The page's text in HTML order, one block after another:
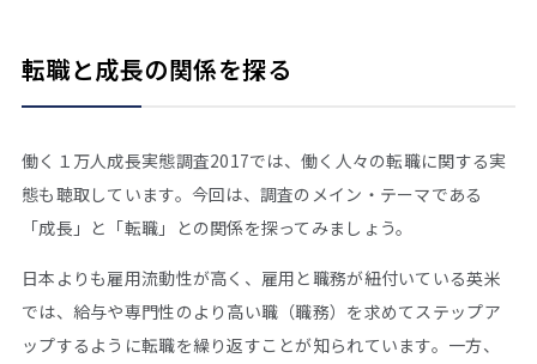
転職と成長の関係を探る
働く１万人成長実態調査2017では、働く人々の転職に関する実
態も聴取しています。今回は、調査のメイン・テーマである
「成長」と「転職」との関係を探ってみましょう。
日本よりも雇用流動性が高く、雇用と職務が紐付いている英米
では、給与や専門性のより高い職（職務）を求めてステップア
ップするように転職を繰り返すことが知られています。一方、